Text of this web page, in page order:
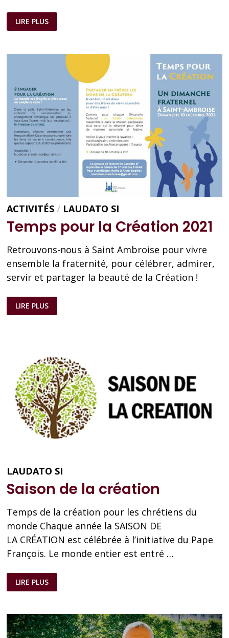
TOUT
EST
LIÉ,
LIRE PLUS
ACTIVITÉS / LAUDATO SI
Temps pour la Création 2021
Retrouvons-nous à Saint Ambroise pour vivre
ensemble la fraternité, pour célébrer, admirer,
servir et partager la beauté de la Création !
TEMPS
POUR
LA
LIRE PLUS
LAUDATO SI
Saison de la création
Temps de la création pour les chrétiens du
monde Chaque année la SAISON DE
LA CRÉATION est célébrée à l’initiative du Pape
François. Le monde entier est entré …
SAISON
DE
LA
LIRE PLUS